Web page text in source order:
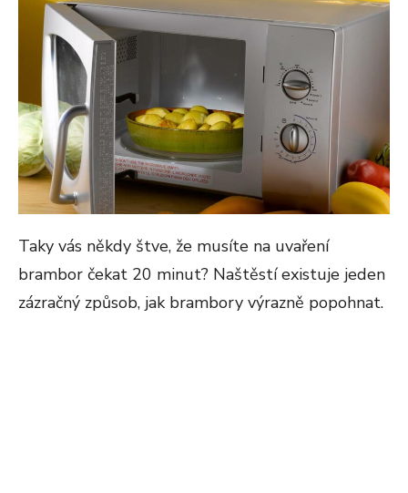
Taky vás někdy štve, že musíte na uvaření
brambor čekat 20 minut? Naštěstí existuje jeden
zázračný způsob, jak brambory výrazně popohnat.